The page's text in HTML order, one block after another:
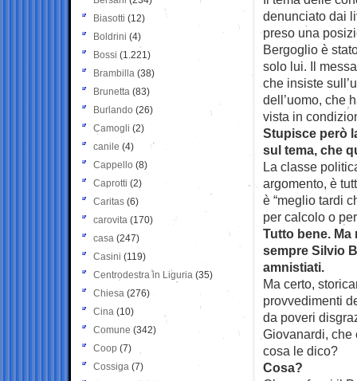
denunciato dai
preso una
Bergoglio è
solo lui. Il
che insiste
dell’uomo, che
vista in
Stupisce però
sul tema, che
La classe
argomento, è
è “meglio tardi
per calcolo o
Tutto bene.
sempre Silvio
amnistiati.
Ma certo,
provvedimenti
da poveri
Giovanardi, che
cosa le dico?
Cosa?
Biasotti (12)
Boldrini (4)
Bossi (1.221)
Brambilla (38)
Brunetta (83)
Burlando (26)
Camogli (2)
canile (4)
Cappello (8)
Caprotti (2)
Caritas (6)
carovita (170)
casa (247)
Casini (119)
Centrodestra in Liguria (35)
Chiesa (276)
Cina (10)
Comune (342)
Coop (7)
Cossiga (7)